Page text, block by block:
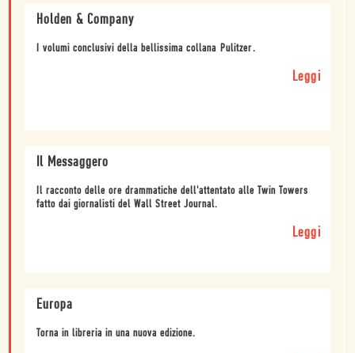
Holden & Company
I volumi conclusivi della bellissima collana Pulitzer.
Leggi
Il Messaggero
Il racconto delle ore drammatiche dell'attentato alle Twin Towers
fatto dai giornalisti del Wall Street Journal.
Leggi
Europa
Torna in libreria in una nuova edizione.